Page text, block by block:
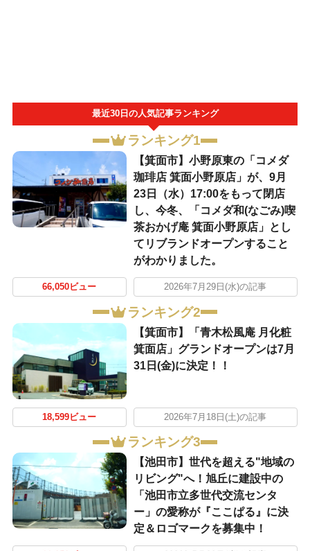
最近30日の人気記事ランキング
ランキング1
【箕面市】小野原東の「コメダ
珈琲店 箕面小野原店」が、9月
23日（水）17:00をもって閉店
し、今冬、「コメダ和(なごみ)喫
茶おかげ庵 箕面小野原店」とし
てリブランドオープンすること
がわかりました。
66,050ビュー 2026年7月29日(水)の記事
ランキング2
【箕面市】「青木松風庵 月化粧
箕面店」グランドオープンは7月
31日(金)に決定！！
18,599ビュー 2026年7月18日(土)の記事
ランキング3
【池田市】世代を超える"地域の
リビング"へ！旭丘に建設中の
「池田市立多世代交流センタ
ー」の愛称が『ここぱる』に決
定＆ロゴマークを募集中！